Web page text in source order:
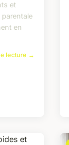
et
en
lecture →